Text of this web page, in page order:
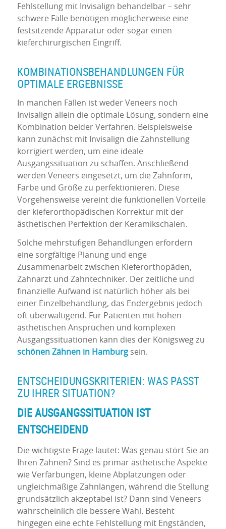
Fehlstellung mit Invisalign behandelbar – sehr
schwere Fälle benötigen möglicherweise eine
festsitzende Apparatur oder sogar einen
kieferchirurgischen Eingriff.
KOMBINATIONSBEHANDLUNGEN FÜR
OPTIMALE ERGEBNISSE
In manchen Fällen ist weder Veneers noch
Invisalign allein die optimale Lösung, sondern eine
Kombination beider Verfahren. Beispielsweise
kann zunächst mit Invisalign die Zahnstellung
korrigiert werden, um eine ideale
Ausgangssituation zu schaffen. Anschließend
werden Veneers eingesetzt, um die Zahnform,
Farbe und Größe zu perfektionieren. Diese
Vorgehensweise vereint die funktionellen Vorteile
der kieferorthopädischen Korrektur mit der
ästhetischen Perfektion der Keramikschalen.
Solche mehrstufigen Behandlungen erfordern
eine sorgfältige Planung und enge
Zusammenarbeit zwischen Kieferorthopäden,
Zahnarzt und Zahntechniker. Der zeitliche und
finanzielle Aufwand ist natürlich höher als bei
einer Einzelbehandlung, das Endergebnis jedoch
oft überwältigend. Für Patienten mit hohen
ästhetischen Ansprüchen und komplexen
Ausgangssituationen kann dies der Königsweg zu
schönen Zähnen in Hamburgsein.
ENTSCHEIDUNGSKRITERIEN: WAS PASST
ZU IHRER SITUATION?
DIE AUSGANGSSITUATION IST
ENTSCHEIDEND
Die wichtigste Frage lautet: Was genau stört Sie an
Ihren Zähnen? Sind es primär ästhetische Aspekte
wie Verfärbungen, kleine Abplatzungen oder
ungleichmäßige Zahnlängen, während die Stellung
grundsätzlich akzeptabel ist? Dann sind Veneers
wahrscheinlich die bessere Wahl. Besteht
hingegen eine echte Fehlstellung mit Engständen,